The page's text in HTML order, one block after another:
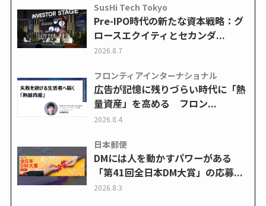
SusHi Tech Tokyo
Pre-IPO時代の新たな資本戦略：グ
ロースエクイティとセカンダ...
2026.8.7
フロンティアインターナショナル
広告が記憶に残りづらい時代に「熱
量資産」を高める フロン...
2026.8.4
日本郵便
DMには人を動かすパワーがある
「第41回全日本DM大賞」の応募...
2026.8.3